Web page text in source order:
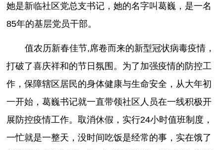
她是新临社区党总支书记，她的名字叫葛巍，是一名
85年的基层党员干部。
值农历新春佳节,席卷而来的新型冠状病毒疫情，
打破了喜庆祥和的节日氛围。为了加强疫情的防控工
作，保障辖区居民的身体健康与生命安全，从大年初
一开始，葛巍书记就一直带领社区人员在一线积极开
展防控疫情工作。取消休假，实行24小时值班制度，
一忙就是一整天，没时间吃饭是经常的事，实在饿了